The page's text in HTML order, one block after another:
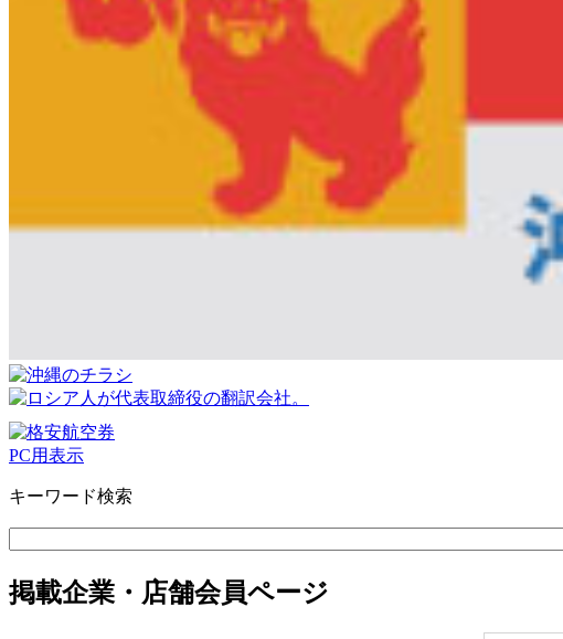
PC用表示
キーワード検索
掲載企業・店舗会員ページ